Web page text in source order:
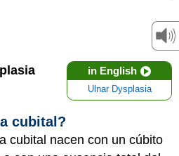
in English
Ulnar Dysplasia
cubital?
cubital nacen con un cúbito